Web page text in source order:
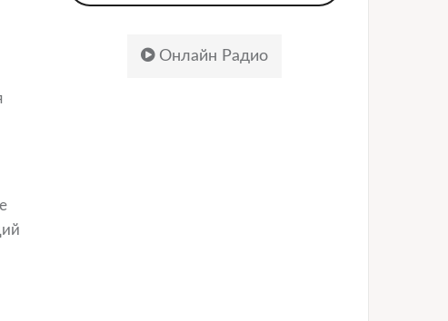
Онлайн Радио